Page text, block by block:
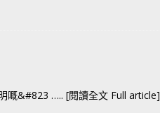
嘅&#823 ….. [閱讀全文 Full article]